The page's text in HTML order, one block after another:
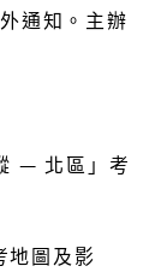
通知。主辦
— 北區」考
地圖及影